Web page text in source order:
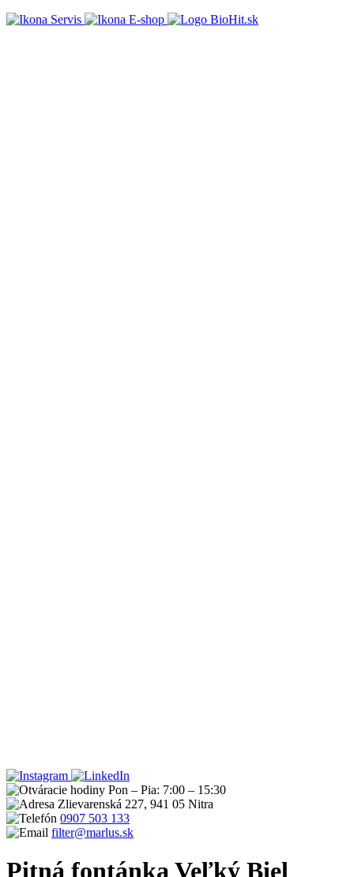
Servis
E-shop
Pon – Pia: 7:00 – 15:30
Zlievarenská 227, 941 05 Nitra
0907 503 133
filter@marlus.sk
Pitná fontánka Veľký Biel